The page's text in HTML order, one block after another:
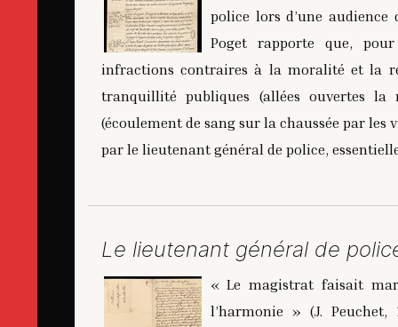
police lors d’une audience
Poget rapporte que,
infractions contraires à la moralité et la
tranquillité publiques (allées ouvertes
(écoulement de sang sur la chaussée par
par le lieutenant général de police,
Le lieutenant général de
« Le magistrat faisait
l’harmonie » (J. Peuchet,